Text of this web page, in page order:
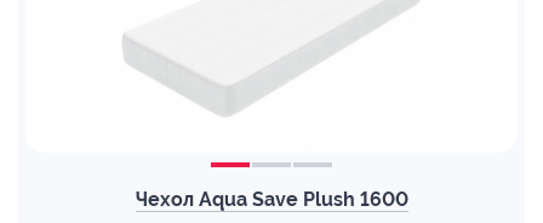
Чехол Aqua Save Plush 1600